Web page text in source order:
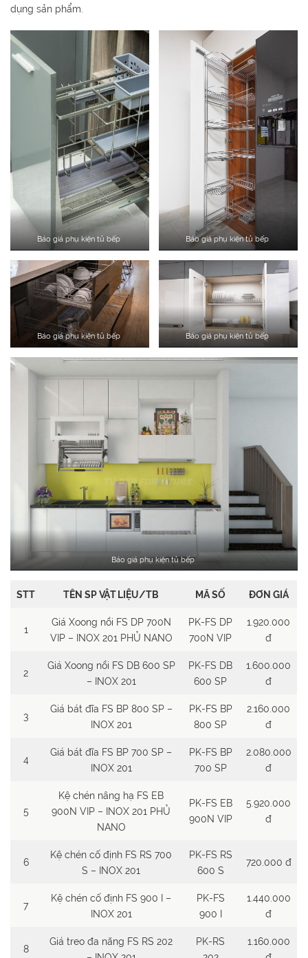
dụng sản phẩm.
Báo giá phụ kiện tủ bếp Báo giá phụ kiện tủ bếp
Báo giá phụ kiện tủ bếp Báo giá phụ kiện tủ bếp
Báo giá phụ kiện tủ bếp
STT TÊN SP VẬT LIỆU/TB MÃ SỐ ĐƠN GIÁ
1
Giá Xoong nồi FS DP 700N
VIP – INOX 201 PHỦ NANO
PK-FS DP
700N VIP
1.920.000
đ
2
Giá Xoong nồi FS DB 600 SP
– INOX 201
PK-FS DB
600 SP
1.600.000
đ
3
Giá bát đĩa FS BP 800 SP –
INOX 201
PK-FS BP
800 SP
2.160.000
đ
4
Giá bát đĩa FS BP 700 SP –
INOX 201
PK-FS BP
700 SP
2.080.000
đ
5
Kệ chén nâng hạ FS EB
900N VIP – INOX 201 PHỦ
NANO
PK-FS EB
900N VIP
5.920.000
đ
6
Kệ chén cố định FS RS 700
S – INOX 201
PK-FS RS
600 S
720.000 đ
7
Kệ chén cố định FS 900 I –
INOX 201
PK-FS
900 I
1.440.000
đ
8
Giá treo đa năng FS RS 202
PK-RS
1.160.000